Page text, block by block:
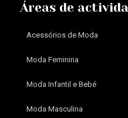
Áreas de
Acessórios de Moda
Moda Feminina
Moda Infantil e Bebé
Moda Masculina